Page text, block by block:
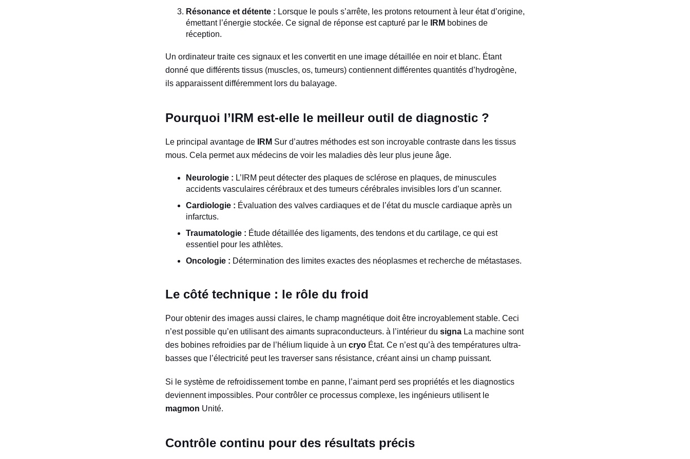
Résonance et détente : Lorsque le pouls s’arrête, les protons retournent à leur état d’origine,
émettant l’énergie stockée. Ce signal de réponse est capturé par le
IRM bobines de
réception.
Un ordinateur traite ces signaux et les convertit en une image détaillée en noir et blanc. Étant
donné que différents tissus (muscles, os, tumeurs) contiennent différentes quantités d’hydrogène,
ils apparaissent différemment lors du balayage.
Pourquoi l’IRM est-elle le meilleur outil de diagnostic ?
Le principal avantage de IRM Sur d’autres méthodes est son incroyable contraste dans les tissus
mous. Cela permet aux médecins de voir les maladies dès leur plus jeune âge.
Neurologie : L’IRM peut détecter des plaques de sclérose en plaques, de minuscules
accidents vasculaires cérébraux et des tumeurs cérébrales invisibles lors d’un scanner.
Cardiologie : Évaluation des valves cardiaques et de l’état du muscle cardiaque après un
infarctus.
Traumatologie : Étude détaillée des ligaments, des tendons et du cartilage, ce qui est
essentiel pour les athlètes.
Oncologie : Détermination des limites exactes des néoplasmes et recherche de métastases.
Le côté technique : le rôle du froid
Pour obtenir des images aussi claires, le champ magnétique doit être incroyablement stable. Ceci
n’est possible qu’en utilisant des aimants supraconducteurs. à l’intérieur du signa La machine sont
des bobines refroidies par de l’hélium liquide à un cryo État. Ce n’est qu’à des températures ultra-
basses que l’électricité peut les traverser sans résistance, créant ainsi un champ puissant.
Si le système de refroidissement tombe en panne, l’aimant perd ses propriétés et les diagnostics
deviennent impossibles. Pour contrôler ce processus complexe, les ingénieurs utilisent le
magmon Unité.
Contrôle continu pour des résultats précis